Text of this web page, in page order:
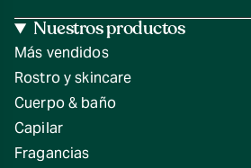
Nuestros productos
Más vendidos
Rostro y skincare
Cuerpo & baño
Capilar
Fragancias